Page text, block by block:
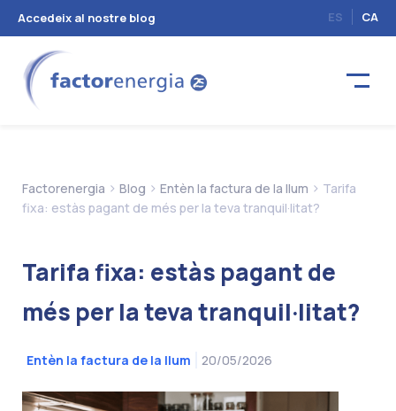
Accedeix al nostre blog ES CA
Factorenergia > Blog > Entèn la factura de la llum > Tarifa
fixa: estàs pagant de més per la teva tranquil·litat?
Tarifa fixa: estàs pagant de
més per la teva tranquil·litat?
Entèn la factura de la llum 20/05/2026